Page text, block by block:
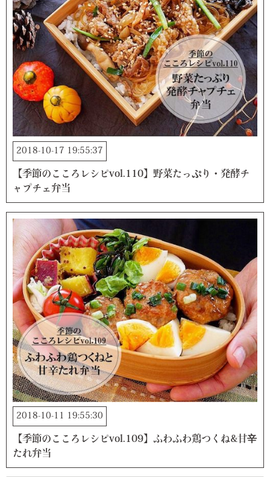
2018-10-17 19:55:37
【季節のこころレシピvol.110】野菜たっぷり・発酵チ
ャプチェ弁当
2018-10-11 19:55:30
【季節のこころレシピvol.109】ふわふわ鶏つくね&甘辛
たれ弁当